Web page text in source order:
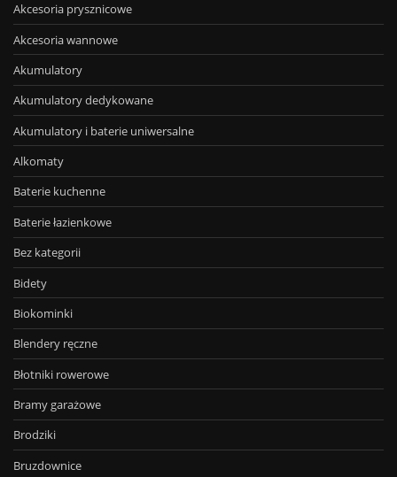
Akcesoria prysznicowe
Akcesoria wannowe
Akumulatory
Akumulatory dedykowane
Akumulatory i baterie uniwersalne
Alkomaty
Baterie kuchenne
Baterie łazienkowe
Bez kategorii
Bidety
Biokominki
Blendery ręczne
Błotniki rowerowe
Bramy garażowe
Brodziki
Bruzdownice